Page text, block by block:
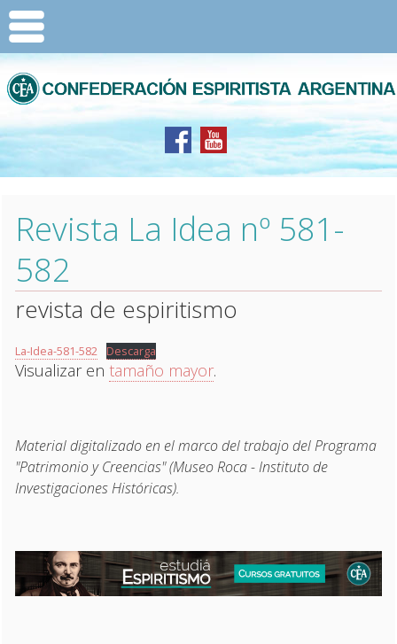
Revista La Idea nº 581-
582
revista de espiritismo
La-Idea-581-582 Descarga
Visualizar entamaño mayor.
Material digitalizado en el marco del trabajo del Programa
"Patrimonio y Creencias" (Museo Roca - Instituto de
Investigaciones Históricas).